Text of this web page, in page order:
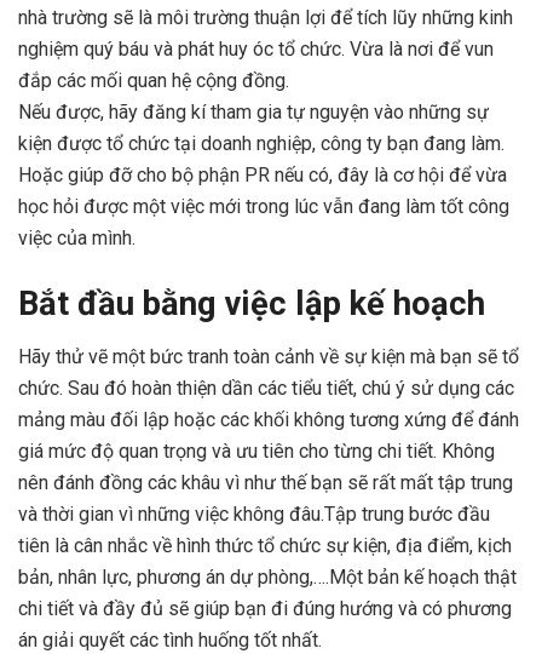
nhà trường sẽ là môi trường thuận lợi để tích lũy những kinh
nghiệm quý báu và phát huy óc tổ chức. Vừa là nơi để vun
đắp các mối quan hệ cộng đồng.
Nếu được, hãy đăng kí tham gia tự nguyện vào những sự
kiện được tổ chức tại doanh nghiệp, công ty bạn đang làm.
Hoặc giúp đỡ cho bộ phận PR nếu có, đây là cơ hội để vừa
học hỏi được một việc mới trong lúc vẫn đang làm tốt công
việc của mình.
Bắt đầu bằng việc lập kế hoạch
Hãy thử vẽ một bức tranh toàn cảnh về sự kiện mà bạn sẽ tổ
chức. Sau đó hoàn thiện dần các tiểu tiết, chú ý sử dụng các
mảng màu đối lập hoặc các khối không tương xứng để đánh
giá mức độ quan trọng và ưu tiên cho từng chi tiết. Không
nên đánh đồng các khâu vì như thế bạn sẽ rất mất tập trung
và thời gian vì những việc không đâu.Tập trung bước đầu
tiên là cân nhắc về hình thức tổ chức sự kiện, địa điểm, kịch
bản, nhân lực, phương án dự phòng,….Một bản kế hoạch thật
chi tiết và đầy đủ sẽ giúp bạn đi đúng hướng và có phương
án giải quyết các tình huống tốt nhất.